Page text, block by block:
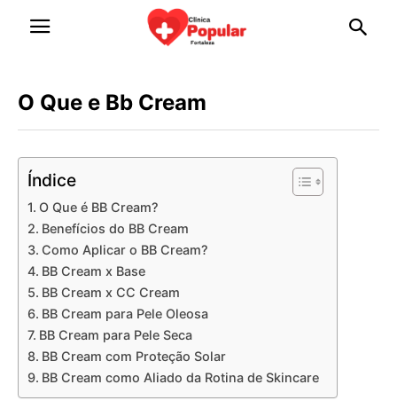
O Que e Bb Cream
Índice
O Que é BB Cream?
Benefícios do BB Cream
Como Aplicar o BB Cream?
BB Cream x Base
BB Cream x CC Cream
BB Cream para Pele Oleosa
BB Cream para Pele Seca
BB Cream com Proteção Solar
BB Cream como Aliado da Rotina de Skincare